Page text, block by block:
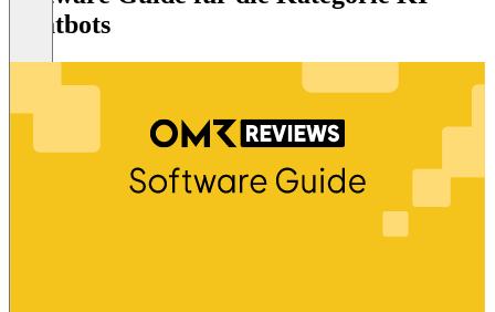
Chatbots